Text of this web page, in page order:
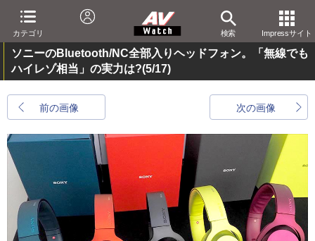
カテゴリ 検索 Impressサイト
ソニーのBluetooth/NC全部入りヘッドフォン。「無線でも
ハイレゾ相当」の実力は?(5/17)
前の画像 次の画像